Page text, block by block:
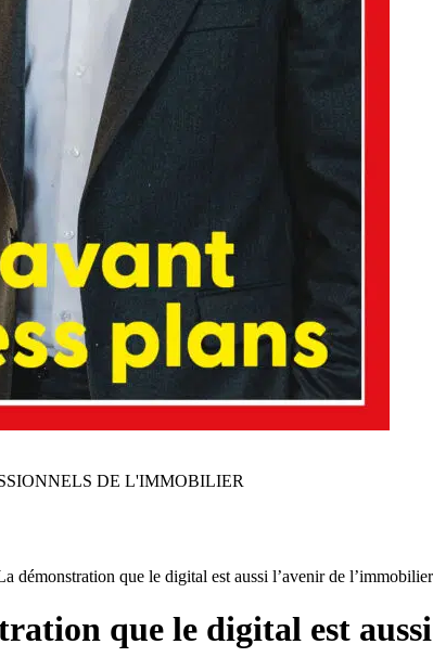
DE L'IMMOBILIER
démonstration que le digital est aussi l’avenir de
que le digital est